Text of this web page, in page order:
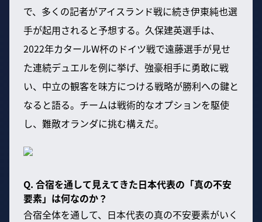
で、多くの記者がアイスランド戦に続き伊東純也選
手が起用されると予想する。久保建英選手は、
2022年カタールW杯のドイツ戦で遠藤選手が見せ
た連続デュエルを例に挙げ、強豪相手に勇敢に戦
い、中立の観客を味方につける戦略が勝利への鍵と
なると語る。チームは戦術的なオプションを駆使
し、難敵オランダに挑む構えだ。
Q. 合宿を通して見えてきた日本代表の「真の不安
要素」は何なのか？
合宿全体を通して、日本代表の真の不安要素がいく